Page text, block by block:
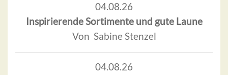
04.08.26
Inspirierende Sortimente und gute Laune
Von Sabine Stenzel
04.08.26